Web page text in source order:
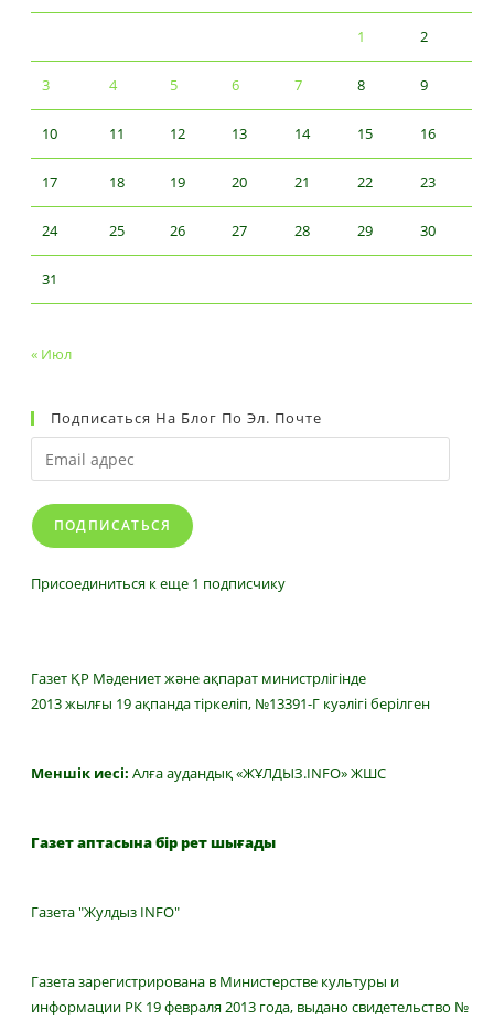
1 2
3 4 5 6 7 8 9
10 11 12 13 14 15 16
17 18 19 20 21 22 23
24 25 26 27 28 29 30
31
« Июл
Подписаться На Блог По Эл. Почте
Email
адрес
ПОДПИСАТЬСЯ
Присоединиться к еще 1 подписчику
Газет ҚР Мәдениет және ақпарат министрлігінде
2013 жылғы 19 ақпанда тіркеліп, №13391-Г куәлігі берілген
Меншік иесі: Алға аудандық «ЖҰЛДЫЗ.INFO» ЖШС
Газет аптасына бір рет шығады
Газета "Жулдыз INFO"
Газета зарегистрирована в Министерстве культуры и
информации РК 19 февраля 2013 года, выдано свидетельство №